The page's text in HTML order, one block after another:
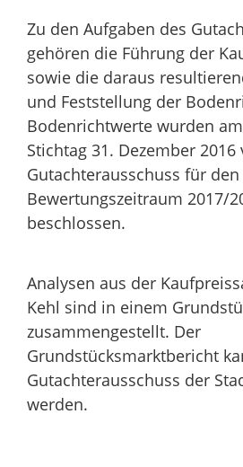
Zu den Aufgaben des
gehören die Führung der
sowie die daraus
und Feststellung der
Bodenrichtwerte wurden
Stichtag 31. Dezember 2016
Gutachterausschuss für den
Bewertungszeitraum 2017/
beschlossen.
Analysen aus der
Kehl sind in einem
zusammengestellt. Der
Grundstücksmarktbericht
Gutachterausschuss der
werden.